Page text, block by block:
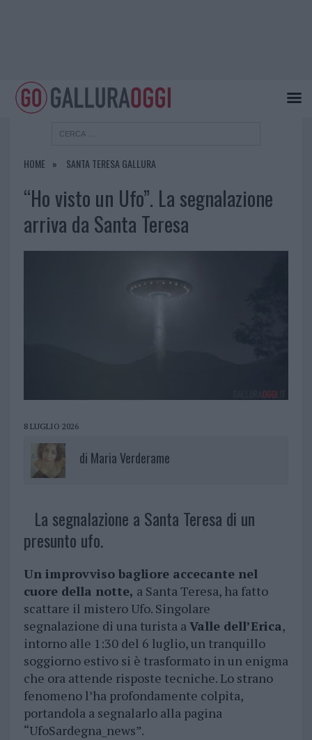
HOME SANTA TERESA GALLURA
“Ho visto un Ufo”. La segnalazione
arriva da Santa Teresa
8 LUGLIO 2026
di Maria Verderame
La segnalazione a Santa Teresa di un
presunto ufo.
Un improvviso bagliore accecante nel
cuore della notte, a Santa Teresa, ha fatto
scattare il mistero Ufo. Singolare
segnalazione di una turista aValle dell’Erica,
intorno alle 1:30 del 6 luglio, un tranquillo
soggiorno estivo si è trasformato in un enigma
che ora attende risposte tecniche. Lo strano
fenomeno l’ha profondamente colpita,
portandola a segnalarlo alla pagina
“UfoSardegna_news”.